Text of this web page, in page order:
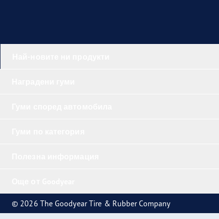
© 2026 The Goodyear Tire & Rubber Company